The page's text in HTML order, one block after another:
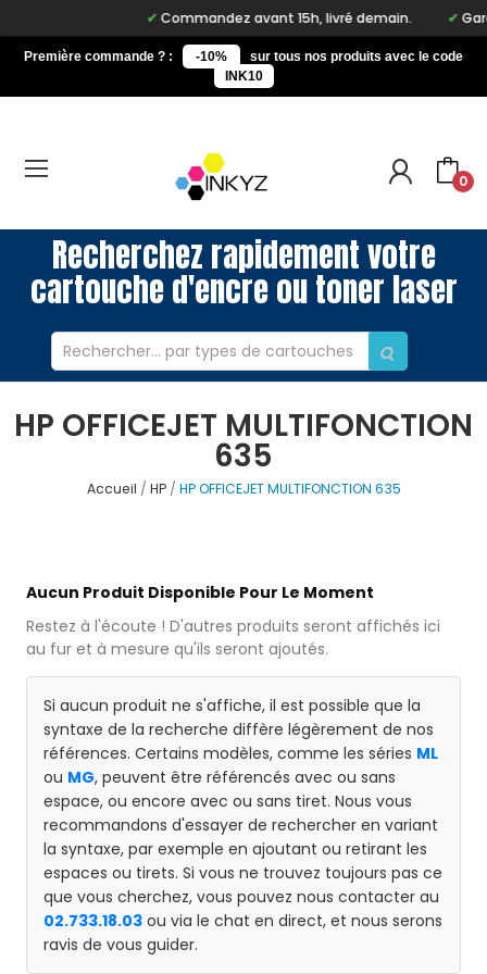
Commandez avant 15h, livré demain.
Première commande ? : -10%
sur tous nos produits avec le code
INK10
0
Recherchez rapidement votre
cartouche d'encre ou toner laser
HP OFFICEJET MULTIFONCTION
635
Accueil HP HP OFFICEJET MULTIFONCTION 635
Aucun Produit Disponible Pour Le Moment
Restez à l'écoute ! D'autres produits seront affichés ici
au fur et à mesure qu'ils seront ajoutés.
Si aucun produit ne s'affiche, il est possible que la
syntaxe de la recherche diffère légèrement de nos
références. Certains modèles, comme les séries ML
ou MG, peuvent être référencés avec ou sans
espace, ou encore avec ou sans tiret. Nous vous
recommandons d'essayer de rechercher en variant
la syntaxe, par exemple en ajoutant ou retirant les
espaces ou tirets. Si vous ne trouvez toujours pas ce
que vous cherchez, vous pouvez nous contacter au
02.733.18.03 ou via le chat en direct, et nous serons
ravis de vous guider.